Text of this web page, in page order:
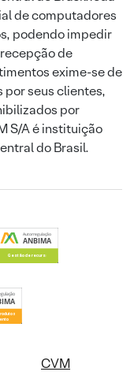
de computadores
podendo impedir
de
exime-se de
seus clientes,
por
S/A é instituição
do Brasil.
CVM